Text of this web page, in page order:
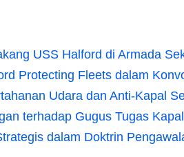
USS Halford di Armada
Protecting Fleets dalam
Udara dan Anti-Kapal
terhadap Gugus Tugas
dalam Doktrin